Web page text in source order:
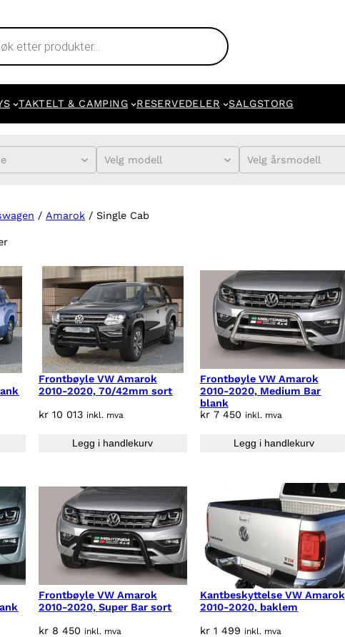
TAKTELT & CAMPING RESERVEDELER SALGSTORG
Velg modell Velg årsmodell
/ Amarok / Single Cab
Frontbøyle VW Amarok
2010-2020, 70/42mm sort
kr10 013 inkl. mva
Legg i handlekurv
Frontbøyle VW Amarok
2010-2020, Medium Bar
blank
kr7 450 inkl. mva
Legg i handlekurv
Frontbøyle VW Amarok
2010-2020, Super Bar sort
kr8 450 inkl. mva
Kantbeskyttelse VW Amarok
2010-2020, baklem
kr1 499 inkl. mva